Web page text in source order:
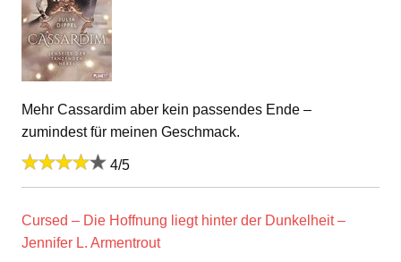
Mehr Cassardim aber kein passendes Ende –
zumindest für meinen Geschmack.
4/5
Cursed – Die Hoffnung liegt hinter der Dunkelheit –
Jennifer L. Armentrout